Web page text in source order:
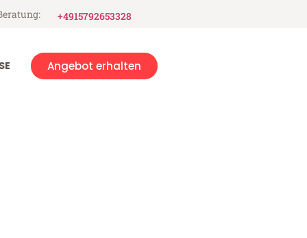
+4915792653328
Angebot erhalten